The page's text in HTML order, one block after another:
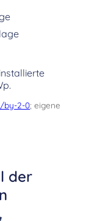
by-2-0; eigene
der